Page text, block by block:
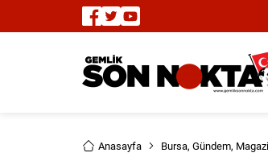
Anasayfa Bursa, Gündem,